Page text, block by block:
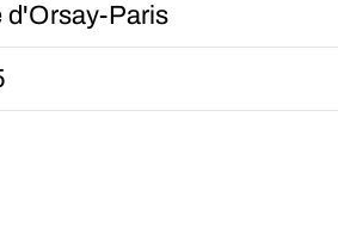
d'Orsay-Paris